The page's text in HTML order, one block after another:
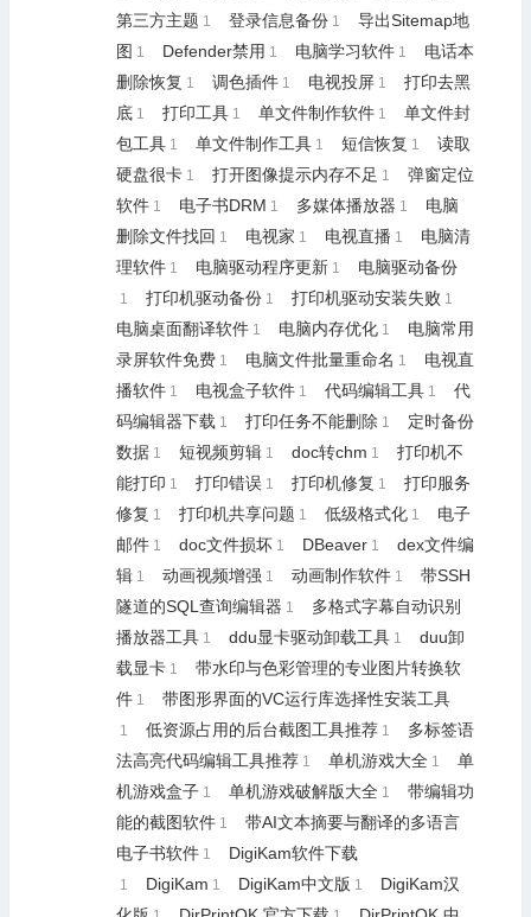
第三方主题 1 登录信息备份 1
导出Sitemap地
图 1 Defender禁用 1 电脑学习软件 1
电话本
删除恢复 1 调色插件 1 电视投屏 1
打印去黑
底 1 打印工具 1 单文件制作软件 1
单文件封
包工具 1 单文件制作工具 1 短信恢复 1
读取
硬盘很卡 1 打开图像提示内存不足 1
弹窗定位
软件 1 电子书DRM 1 多媒体播放器 1
电脑
删除文件找回 1 电视家 1 电视直播 1
电脑清
理软件 1 电脑驱动程序更新 1 电脑驱动备份
1 打印机驱动备份 1 打印机驱动安装失败 1
电脑桌面翻译软件 1 电脑内存优化 1
电脑常用
录屏软件免费 1 电脑文件批量重命名 1
电视直
播软件 1 电视盒子软件 1 代码编辑工具 1
代
码编辑器下载 1 打印任务不能删除 1
定时备份
数据 1 短视频剪辑 1 doc转chm 1
打印机不
能打印 1 打印错误 1 打印机修复 1
打印服务
修复 1 打印机共享问题 1 低级格式化 1
电子
邮件 1 doc文件损坏 1 DBeaver 1
dex文件编
辑 1 动画视频增强 1 动画制作软件 1
带SSH
隧道的SQL查询编辑器 1
多格式字幕自动识别
播放器工具 1 ddu显卡驱动卸载工具 1
duu卸
载显卡 1
带水印与色彩管理的专业图片转换软
件 1 带图形界面的VC运行库选择性安装工具
1 低资源占用的后台截图工具推荐 1
多标签语
法高亮代码编辑工具推荐 1 单机游戏大全 1
单
机游戏盒子 1 单机游戏破解版大全 1
带编辑功
能的截图软件 1
带AI文本摘要与翻译的多语言
电子书软件 1 DigiKam软件下载
1 DigiKam 1 DigiKam中文版 1
DigiKam汉